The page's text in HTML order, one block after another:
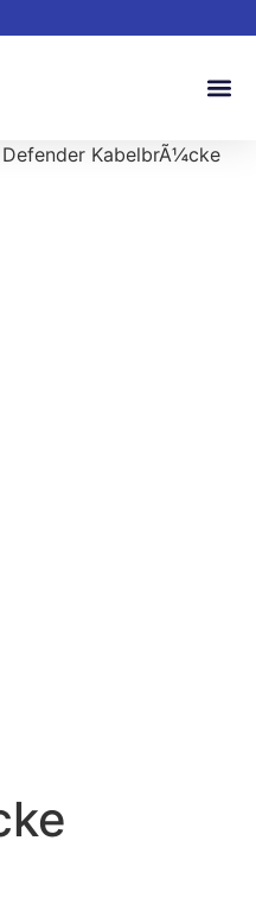
KabelbrÃ¼cke